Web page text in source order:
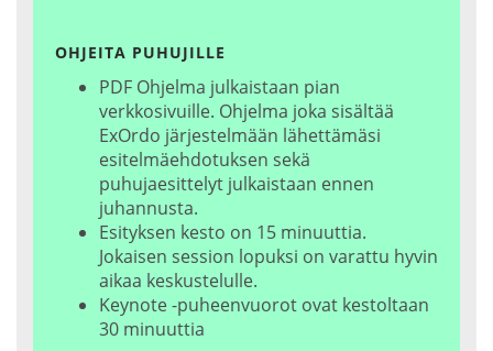
OHJEITA PUHUJILLE
PDF Ohjelma julkaistaan pian
verkkosivuille. Ohjelma joka sisältää
ExOrdo järjestelmään lähettämäsi
esitelmäehdotuksen sekä
puhujaesittelyt julkaistaan ennen
juhannusta.
Esityksen kesto on 15 minuuttia.
Jokaisen session lopuksi on varattu hyvin
aikaa keskustelulle.
Keynote -puheenvuorot ovat kestoltaan
30 minuuttia